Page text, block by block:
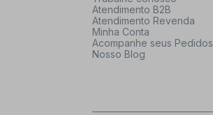
Atendimento B2B
Atendimento Revenda
Minha Conta
Acompanhe seus Pedidos
Nosso Blog